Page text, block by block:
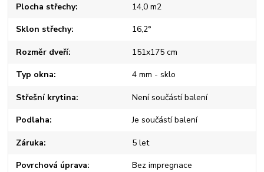
Plocha střechy 14,0 m2
Sklon střechy 16,2°
Rozměr dveří 151x175 cm
Typ okna 4 mm - sklo
Střešní krytina Není součástí balení
Podlaha Je součástí balení
Záruka 5 let
Povrchová úprava Bez impregnace